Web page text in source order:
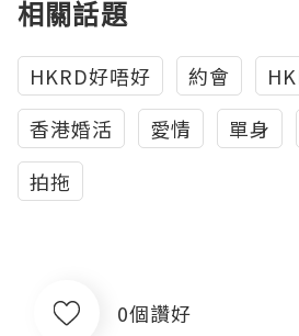
相關話題
HKRD好唔好 約會
香港婚活
愛情 單身
拍拖
0個讚好